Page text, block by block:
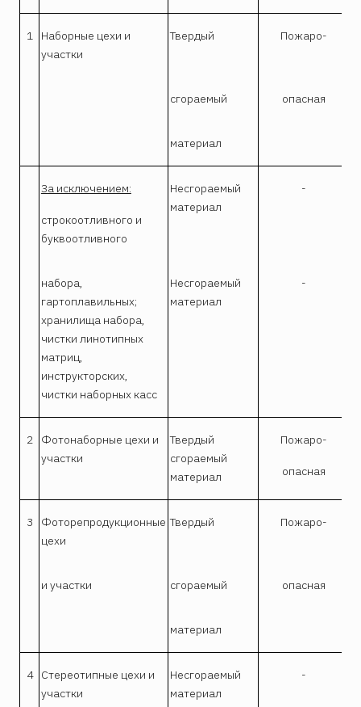
1
Наборные цехи и
участки
Твердый Пожаро-
сгораемый опасная
материал
За исключением:
строкоотливного и
буквоотливного
Несгораемый
материал
-
набора,
гартоплавильных;
хранилища набора,
чистки линотипных
матриц,
инструкторских,
чистки наборных касс
Несгораемый
материал
-
2
Фотонаборные цехи и
участки
Твердый
сгораемый
материал
Пожаро-
опасная
3
Фоторепродукционные
цехи
Твердый Пожаро-
и участки сгораемый опасная
материал
4
Стереотипные цехи и
участки
Несгораемый
материал
-